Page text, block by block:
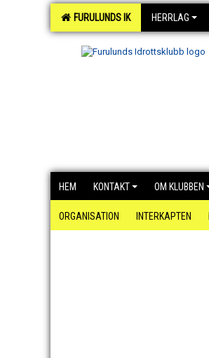
FURULUNDS IK HERRLAG
HEM KONTAKT OM KLUBBEN
ORGANISATION INTERKAPTEN